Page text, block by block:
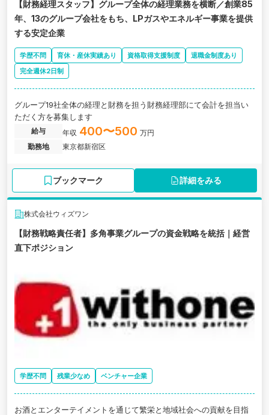
【財務経理スタッフ】グループ全体の経理業務を横断／創業85
年、13のグループ会社をもち、LPガスやエネルギー事業を提供
する安定企業
学歴不問 育休・産休実績あり 資格取得支援制度
退職金制度あり
完全週休2日制
グループ19社全体の経理と財務を担う財務経理部にて会計を担当い
ただく方を募集します
給与 年収 400〜500 万円
勤務地
東京都新宿区
ブックマーク 詳細をみる
株式会社ウィズワン
【財務戦略責任者】多角事業グループの資金戦略を統括｜経営
直下ポジション
学歴不問 残業少なめ ベンチャー企業
お酒とエンターテイメントを通じて繁栄と地域社会への貢献を目指